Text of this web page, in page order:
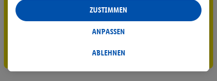
5.95 € Versand sparen³²ᵃ
Jetzt zum Newsletter anmelden
Gutschein sichern!
Verantwortliche; im Zusammenhang mit dem IAB TCF
insgesamt
Statistik-Erstellung oder für personalisierte Werbung
Datenverarbeitungen für personalisierte Werbung werden
ABLEHNEN
ANPASSEN
ZUSTIMMEN